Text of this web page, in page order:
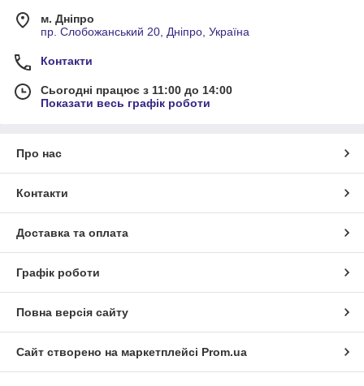
м. Дніпро
пр. Слобожанський 20, Дніпро, Україна
Контакти
Сьогодні працює з 11:00 до 14:00
Показати весь графік роботи
Про нас
Контакти
Доставка та оплата
Графік роботи
Повна версія сайту
Сайт створено на маркетплейсі Prom.ua